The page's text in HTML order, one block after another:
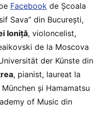
Facebook de Școala
Sava” din București,
Ioniță, violoncelist,
de la Moscova
der Künste din
, pianist, laureat la
și Hamamatsu
of Music din